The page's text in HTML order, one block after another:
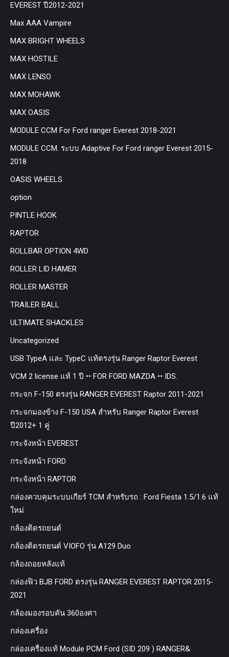
EVEREST ปี2012-2021
Max AAA Vampire
MAX BRIGHT WHEELS
MAX HOSTILE
MAX LENSO
MAX MOHAWK
MAX OASIS
MODULE CCM For Ford ranger Everest 2018-2021
MODULE CCM. ระบบ Adaptive For Ford ranger Everest 2015-
2018
OASIS WHEELS
option
PINTLE HOOK
RAPTOR
ROLLBAR OPTION 4WD
ROLLER LID HAMER
ROLLER MASTER
TRAILER BALL
ULTIMATE SHACKLES
Uncategorized
USB TypeA และ TypeC แท้ตรงรุ่น Ranger Raptor Everest
VCM 2 license แท้ 1 ปี •• FOR FORD MAZDA •• IDS.
กระจก F-150 ตรงรุ่น RANGER EVEREST Raptor 2011-2021
กระจกมองข้าง F-150 USA สำหรับ Ranger Raptor Everest
ปี2012+ 1 คู่
กระจังหน้า EVEREST
กระจังหน้า FORD
กระจังหน้า RAPTOR
กล่องควบคุมระบบเกียร์ TCM สำหรับรถ : Ford Fiesta 1.5/1.6 แท้
ใหม่
กล้องติดรถยนต์
กล้องติดรถยนต์ VIOFO รุ่น A129 Duo
กล้องถอยหลังแท้
กล่องฟิว BJB FORD ตรงรุ่น RANGER EVEREST RAPTOR 2015-
2021
กล้องมองรอบคัน 360องศา
กล่องเครื่อง
กล่องเครื่องแท้ Module PCM Ford (SID 209 ) RANGER&